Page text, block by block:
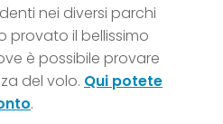
nei diversi parchi
provato il bellissimo
è possibile provare
del volo. Qui potete
.